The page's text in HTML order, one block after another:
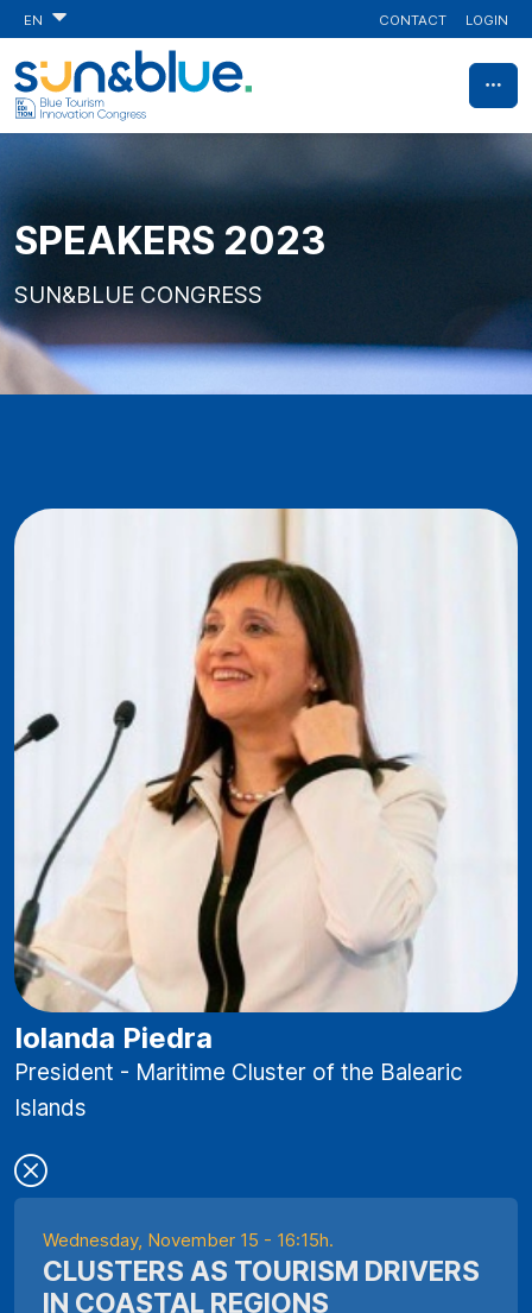
EN CONTACT LOGIN
SPEAKERS 2023
SUN&BLUE CONGRESS
Iolanda Piedra
President - Maritime Cluster of the Balearic
Islands
Wednesday, November 15 - 16:15h.
CLUSTERS AS TOURISM DRIVERS
IN COASTAL REGIONS